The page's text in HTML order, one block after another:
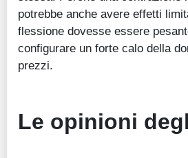
potrebbe anche avere effetti
flessione dovesse essere
configurare un forte calo della
prezzi.
Le opinioni